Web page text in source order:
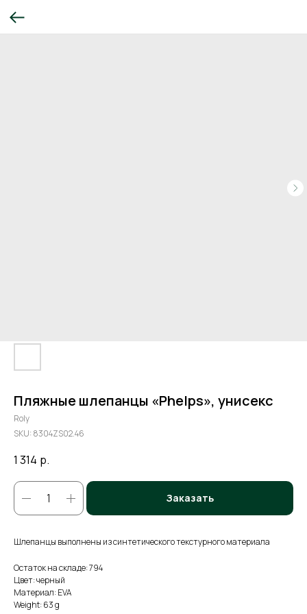
Пляжные шлепанцы «Phelps», унисекс
Roly
SKU: 8304ZS02.46
1 314 р.
Заказать
Шлепанцы выполнены из синтетического текстурного материала
Остаток на складе: 794
Цвет: черный
Материал: EVA
Weight: 63 g